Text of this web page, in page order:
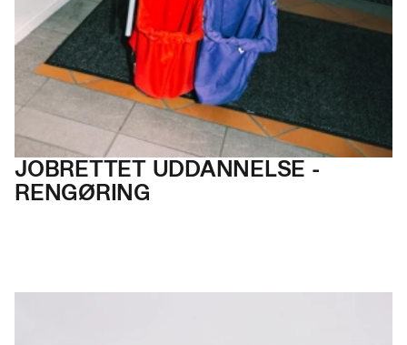
JOBRETTET UDDANNELSE -
RENGØRING